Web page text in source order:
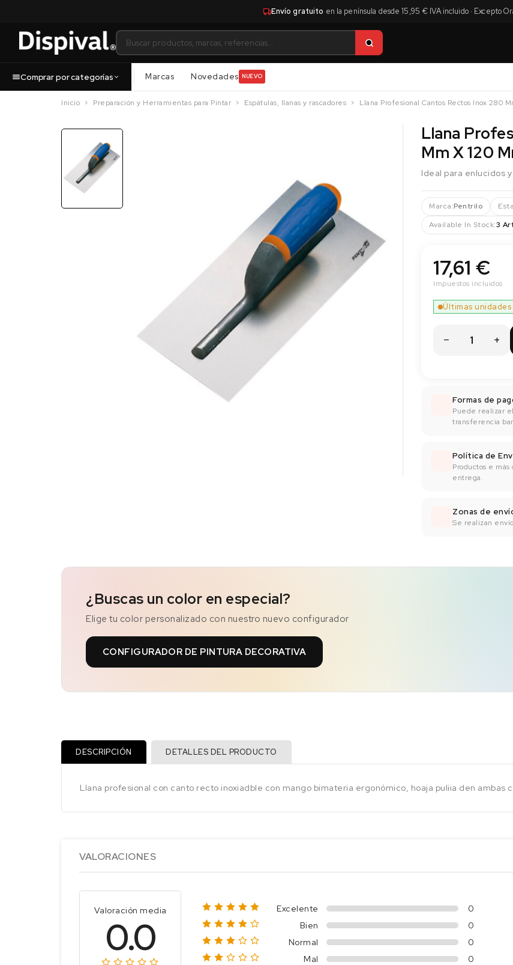
Envío gratuito en la península desde 15,95 € IVA incluido · Excepto
Comprar por categorías Marcas Novedades NUEVO
Inicio Preparación y Herramientas para Pintar Espátulas, llanas y rascadores Llana Profesional Cantos Rectos Inox 280
Llana
Mm X 120
Ideal para enlucidos
Marca:Pentrilo
Available In Stock:3
17,61 €
Impuestos incluidos
Últimas
Formas de
Puede realizar
transferencia
Política de
Productos e
entrega.
Zonas de
Se realizan
¿Buscas un color en especial?
Elige tu color personalizado con nuestro nuevo configurador
CONFIGURADOR DE PINTURA DECORATIVA
DESCRIPCIÓN DETALLES DEL PRODUCTO
Llana profesional con canto recto inoxiadble con mango bimateria ergonómico, hoaja puliia den ambas
VALORACIONES
Valoración media
0.0
Excelente
0
Bien
0
Normal
0
Mal
0